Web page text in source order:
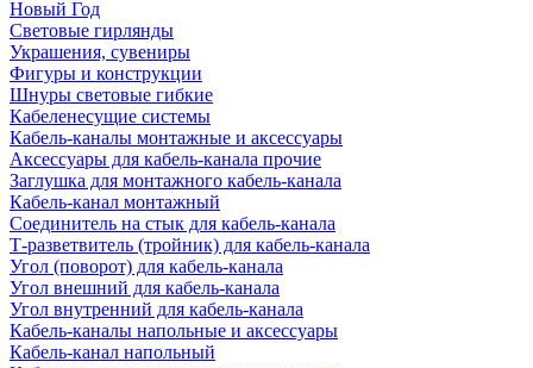
Новый Год
Световые гирлянды
Украшения, сувениры
Фигуры и конструкции
Шнуры световые гибкие
Кабеленесущие системы
Кабель-каналы монтажные и аксессуары
Аксессуары для кабель-канала прочие
Заглушка для монтажного кабель-канала
Кабель-канал монтажный
Соединитель на стык для кабель-канала
Т-разветвитель (тройник) для кабель-канала
Угол (поворот) для кабель-канала
Угол внешний для кабель-канала
Угол внутренний для кабель-канала
Кабель-каналы напольные и аксессуары
Кабель-канал напольный